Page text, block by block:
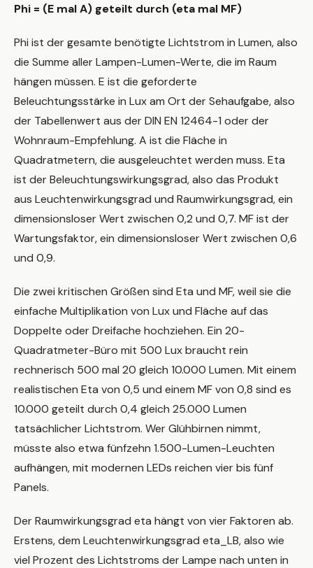
Phi = (E mal A) geteilt durch (eta mal MF)
Phi ist der gesamte benötigte Lichtstrom in Lumen, also
die Summe aller Lampen-Lumen-Werte, die im Raum
hängen müssen. E ist die geforderte
Beleuchtungsstärke in Lux am Ort der Sehaufgabe, also
der Tabellenwert aus der DIN EN 12464-1 oder der
Wohnraum-Empfehlung. A ist die Fläche in
Quadratmetern, die ausgeleuchtet werden muss. Eta
ist der Beleuchtungswirkungsgrad, also das Produkt
aus Leuchtenwirkungsgrad und Raumwirkungsgrad, ein
dimensionsloser Wert zwischen 0,2 und 0,7. MF ist der
Wartungsfaktor, ein dimensionsloser Wert zwischen 0,6
und 0,9.
Die zwei kritischen Größen sind Eta und MF, weil sie die
einfache Multiplikation von Lux und Fläche auf das
Doppelte oder Dreifache hochziehen. Ein 20-
Quadratmeter-Büro mit 500 Lux braucht rein
rechnerisch 500 mal 20 gleich 10.000 Lumen. Mit einem
realistischen Eta von 0,5 und einem MF von 0,8 sind es
10.000 geteilt durch 0,4 gleich 25.000 Lumen
tatsächlicher Lichtstrom. Wer Glühbirnen nimmt,
müsste also etwa fünfzehn 1.500-Lumen-Leuchten
aufhängen, mit modernen LEDs reichen vier bis fünf
Panels.
Der Raumwirkungsgrad eta hängt von vier Faktoren ab.
Erstens, dem Leuchtenwirkungsgrad eta_LB, also wie
viel Prozent des Lichtstroms der Lampe nach unten in